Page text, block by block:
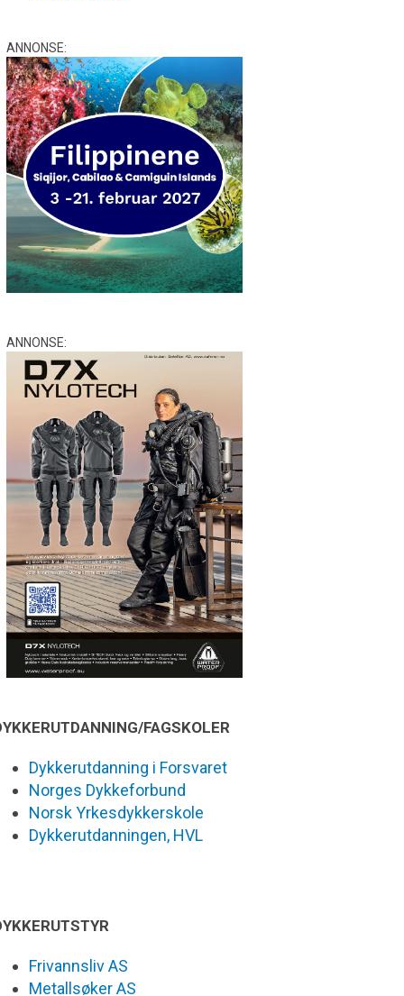
ANNONSE:
ANNONSE:
FAGSKOLER
Dykkerutdanning i Forsvaret
Norges Dykkeforbund
Norsk Yrkesdykkerskole
Dykkerutdanningen, HVL
Frivannsliv AS
Metallsøker AS